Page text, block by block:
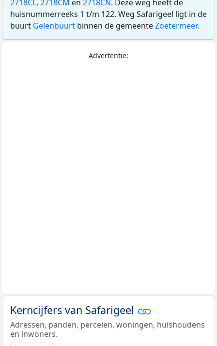
2718CL, 2718CM en 2718CN. Deze weg heeft de
huisnummerreeks 1 t/m 122. Weg Safarigeel ligt in de
buurt Gelenbuurt binnen de gemeenteZoetermeer.
Advertentie:
Kerncijfers van Safarigeel
Adressen, panden, percelen, woningen, huishoudens
en inwoners.